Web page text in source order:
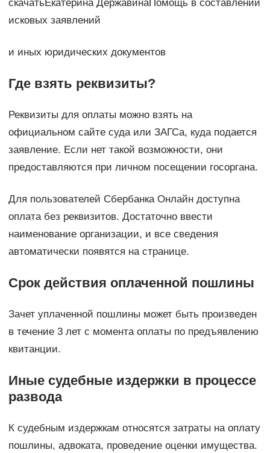
скачатьЕкатерина ДержавинаПомощь в составлении
исковых заявлений
и иных юридических документов
Где взять реквизиты?
Реквизиты для оплаты можно взять на
официальном сайте суда или ЗАГСа, куда подается
заявление. Если нет такой возможности, они
предоставляются при личном посещении госоргана.
Для пользователей Сбербанка Онлайн доступна
оплата без реквизитов. Достаточно ввести
наименование организации, и все сведения
автоматически появятся на странице.
Срок действия оплаченной пошлины
Зачет уплаченной пошлины может быть произведен
в течение 3 лет с момента оплаты по предъявлению
квитанции.
Иные судебные издержки в процессе
развода
К судебным издержкам относятся затраты на оплату
пошлины, адвоката, проведение оценки имущества.